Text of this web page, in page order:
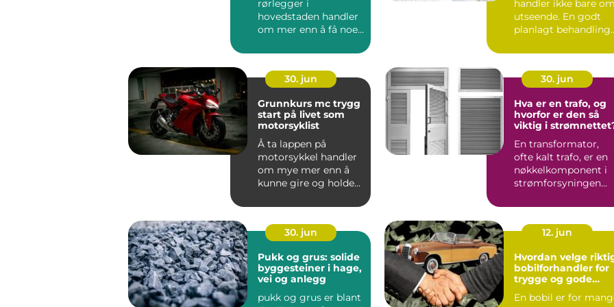
rørlegger i
hovedstaden handler
om mer enn å få noen
Vann- o...
handler ikke bare om
utseende. En godt
planlagt behandling
...
30. jun
Grunnkurs mc trygg
start på livet som
motorsyklist
Å ta lappen på
motorsykkel handler
om mye mer enn å
kunne gire og holde
motorsyklist er...
30. jun
Hva er en trafo, og
hvorfor er den så
viktig i
En transformator,
ofte kalt trafo, er en
nøkkelkomponent i
strømforsyningen
enest...
30. jun
Pukk og grus: solide
byggesteiner i hage,
vei og anlegg
pukk og grus er blant
12. jun
Hvordan velge
bobilforhandler for
trygge og gode
En bobil er for